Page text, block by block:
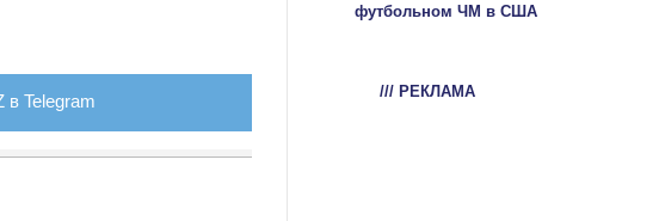
в Telegram
футбольном ЧМ в США
/// РЕКЛАМА